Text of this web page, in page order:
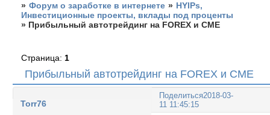
» Форум о заработке в интернете » HYIPs,
Инвестиционные проекты, вклады под проценты
» Прибыльный автотрейдинг на FOREX и CME
Прибыльный автотрейдинг на FOREX и CME
Страница: 1
Поделиться2018-03-
11 11:45:15
Torr76